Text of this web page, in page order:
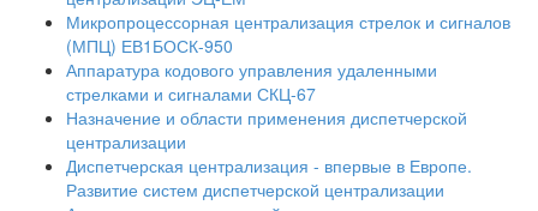
Микропроцессорная централизация стрелок и сигналов
(МПЦ) ЕВ1БОСК-950
Аппаратура кодового управления удаленными
стрелками и сигналами СКЦ-67
Назначение и области применения диспетчерской
централизации
Диспетчерская централизация - впервые в Европе.
Развитие систем диспетчерской централизации